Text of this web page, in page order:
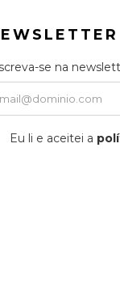
se na
Eu li e aceitei a